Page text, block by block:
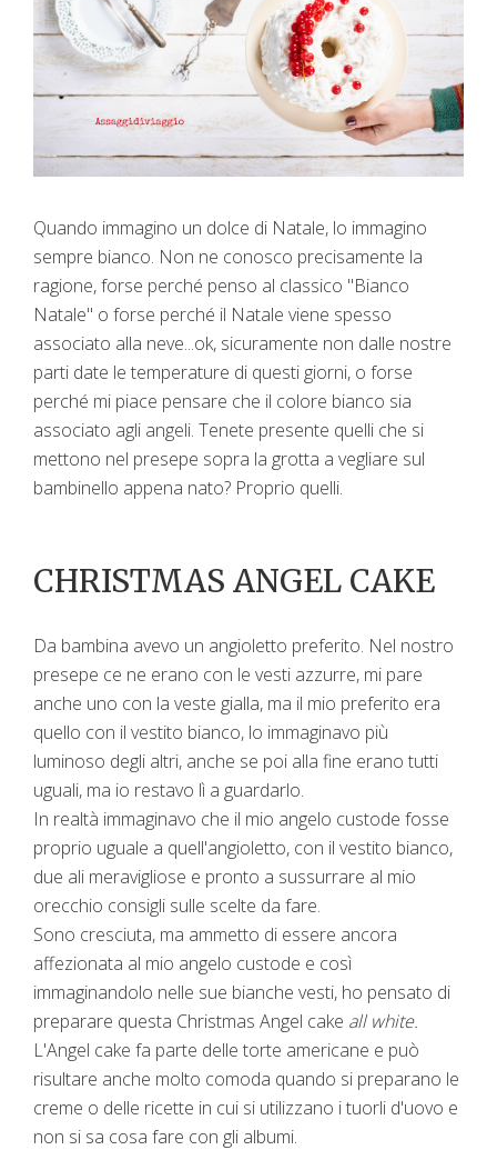
Quando immagino un dolce di Natale, lo immagino
sempre bianco. Non ne conosco precisamente la
ragione, forse perché penso al classico "Bianco
Natale" o forse perché il Natale viene spesso
associato alla neve...ok, sicuramente non dalle nostre
parti date le temperature di questi giorni, o forse
perché mi piace pensare che il colore bianco sia
associato agli angeli. Tenete presente quelli che si
mettono nel presepe sopra la grotta a vegliare sul
bambinello appena nato? Proprio quelli.
CHRISTMAS ANGEL CAKE
Da bambina avevo un angioletto preferito. Nel nostro
presepe ce ne erano con le vesti azzurre, mi pare
anche uno con la veste gialla, ma il mio preferito era
quello con il vestito bianco, lo immaginavo più
luminoso degli altri, anche se poi alla fine erano tutti
uguali, ma io restavo lì a guardarlo.
In realtà immaginavo che il mio angelo custode fosse
proprio uguale a quell'angioletto, con il vestito bianco,
due ali meravigliose e pronto a sussurrare al mio
orecchio consigli sulle scelte da fare.
Sono cresciuta, ma ammetto di essere ancora
affezionata al mio angelo custode e così
immaginandolo nelle sue bianche vesti, ho pensato di
preparare questa Christmas Angel cake all white.
L'Angel cake fa parte delle torte americane e può
risultare anche molto comoda quando si preparano le
creme o delle ricette in cui si utilizzano i tuorli d'uovo e
non si sa cosa fare con gli albumi.